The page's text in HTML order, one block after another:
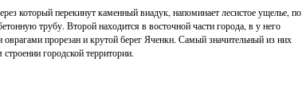
который перекинут каменный виадук, напоминает лесистое ущелье, по
трубу. Второй находится в восточной части города, в у него
прорезан и крутой берег Яченкн. Самый значительный из них
городской территории.